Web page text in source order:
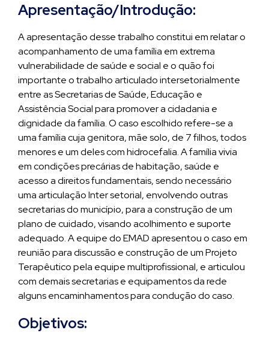
Apresentação/Introdução:
A apresentação desse trabalho constitui em relatar o
acompanhamento de uma família em extrema
vulnerabilidade de saúde e social e o quão foi
importante o trabalho articulado intersetorialmente
entre as Secretarias de Saúde, Educação e
Assistência Social para promover a cidadania e
dignidade da família. O caso escolhido refere-se a
uma família cuja genitora, mãe solo, de 7 filhos, todos
menores e um deles com hidrocefalia. A família vivia
em condições precárias de habitação, saúde e
acesso a direitos fundamentais, sendo necessário
uma articulação Inter setorial, envolvendo outras
secretarias do município, para a construção de um
plano de cuidado, visando acolhimento e suporte
adequado. A equipe do EMAD apresentou o caso em
reunião para discussão e construção de um Projeto
Terapêutico pela equipe multiprofissional, e articulou
com demais secretarias e equipamentos da rede
alguns encaminhamentos para condução do caso.
Objetivos: